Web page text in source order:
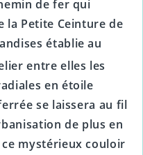
de fer qui
Petite Ceinture de
établie au
entre elles les
en étoile
se laissera au fil
de plus en
ce mystérieux couloir